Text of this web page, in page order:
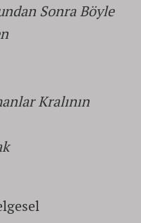
Sonra Böyle
Kralının